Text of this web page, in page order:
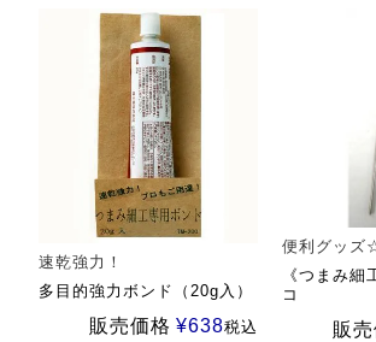
速乾強力！
多目的強力ボンド（20g入）
販売価格 ¥638税込
便利グッズ
《つまみ細
コ
販